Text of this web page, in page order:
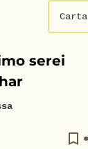
Carta
serei